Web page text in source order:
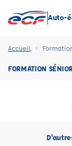
Auto-
Accueil
FORMATION